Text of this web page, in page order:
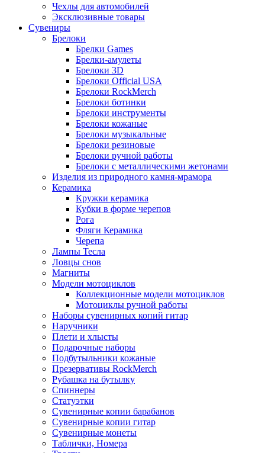
Чехлы для автомобилей
Эксклюзивные товары
Сувениры
Брелоки
Брелки Games
Брелки-амулеты
Брелоки 3D
Брелоки Official USA
Брелоки RockMerch
Брелоки ботинки
Брелоки инструменты
Брелоки кожаные
Брелоки музыкальные
Брелоки резиновые
Брелоки ручной работы
Брелоки с металлическими жетонами
Изделия из природного камня-мрамора
Керамика
Кружки керамика
Кубки в форме черепов
Рога
Фляги Керамика
Черепа
Лампы Тесла
Ловцы снов
Магниты
Модели мотоциклов
Коллекционные модели мотоциклов
Мотоциклы ручной работы
Наборы сувенирных копий гитар
Наручники
Плети и хлысты
Подарочные наборы
Подбутыльники кожаные
Презервативы RockMerch
Рубашка на бутылку
Спиннеры
Статуэтки
Сувенирные копии барабанов
Сувенирные копии гитар
Сувенирные монеты
Таблички, Номера